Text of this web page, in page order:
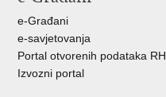
e-Građani
e-savjetovanja
Portal otvorenih podataka RH
Izvozni portal